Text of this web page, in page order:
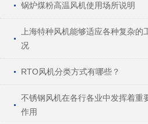
锅炉煤粉高温风机使用场所说明
上海特种风机能够适应各种复杂的
况
RTO风机分类方式有哪些？
不锈钢风机在各行各业中发挥着重
作用